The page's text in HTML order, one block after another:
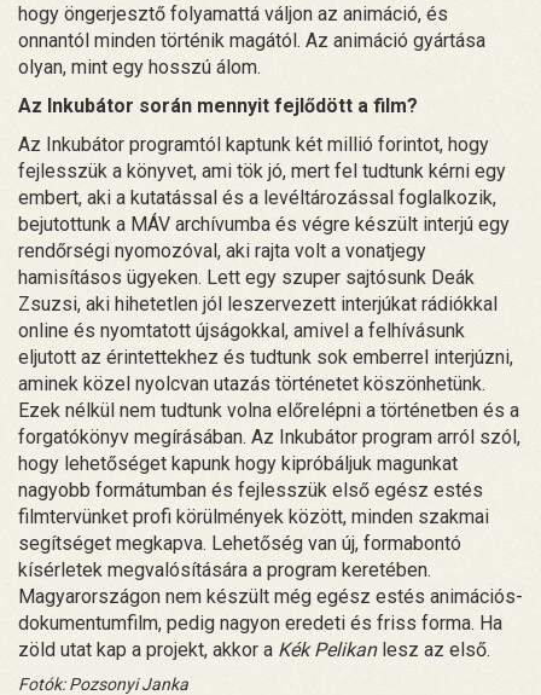
hogy öngerjesztő folyamattá váljon az animáció, és
onnantól minden történik magától. Az animáció gyártása
olyan, mint egy hosszú álom.
Az Inkubátor során mennyit fejlődött a film?
Az Inkubátor programtól kaptunk két millió forintot, hogy
fejlesszük a könyvet, ami tök jó, mert fel tudtunk kérni egy
embert, aki a kutatással és a levéltározással foglalkozik,
bejutottunk a MÁV archívumba és végre készült interjú egy
rendőrségi nyomozóval, aki rajta volt a vonatjegy
hamisításos ügyeken. Lett egy szuper sajtósunk Deák
Zsuzsi, aki hihetetlen jól leszervezett interjúkat rádiókkal
online és nyomtatott újságokkal, amivel a felhívásunk
eljutott az érintettekhez és tudtunk sok emberrel interjúzni,
aminek közel nyolcvan utazás történetet köszönhetünk.
Ezek nélkül nem tudtunk volna előrelépni a történetben és a
forgatókönyv megírásában. Az Inkubátor program arról szól,
hogy lehetőséget kapunk hogy kipróbáljuk magunkat
nagyobb formátumban és fejlesszük első egész estés
filmtervünket profi körülmények között, minden szakmai
segítséget megkapva. Lehetőség van új, formabontó
kísérletek megvalósítására a program keretében.
Magyarországon nem készült még egész estés animációs-
dokumentumfilm, pedig nagyon eredeti és friss forma. Ha
zöld utat kap a projekt, akkor a Kék Pelikanlesz az első.
Fotók: Pozsonyi Janka